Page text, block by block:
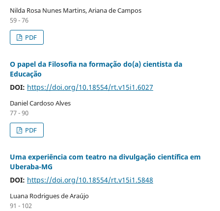
Nilda Rosa Nunes Martins, Ariana de Campos
59 - 76
PDF
O papel da Filosofia na formação do(a) cientista da
Educação
DOI: https://doi.org/10.18554/rt.v15i1.6027
Daniel Cardoso Alves
77 - 90
PDF
Uma experiência com teatro na divulgação científica em
Uberaba-MG
DOI: https://doi.org/10.18554/rt.v15i1.5848
Luana Rodrigues de Araújo
91 - 102